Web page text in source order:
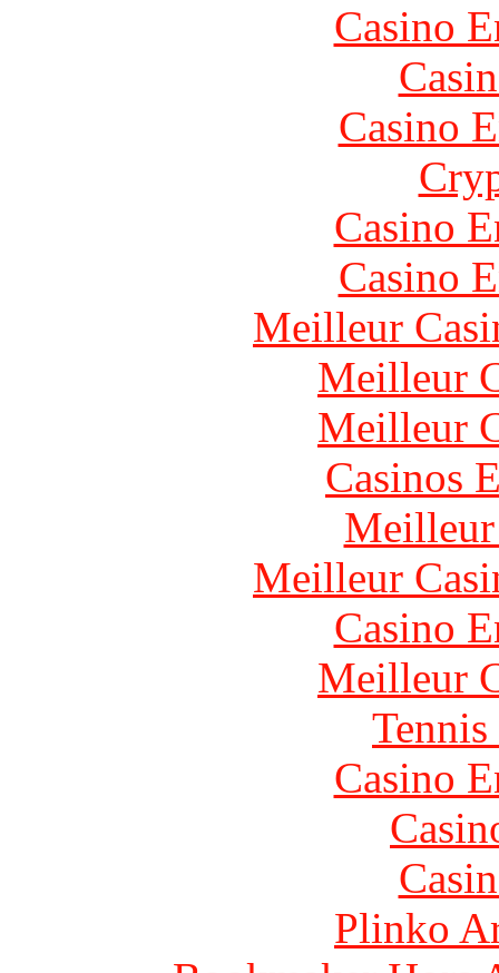
Casino
Casino
Casino
Casino
Meilleur
Meilleur
Meilleur
Casinos
Meilleur
Meilleur
Casino
Meilleur
Casino
Plinko